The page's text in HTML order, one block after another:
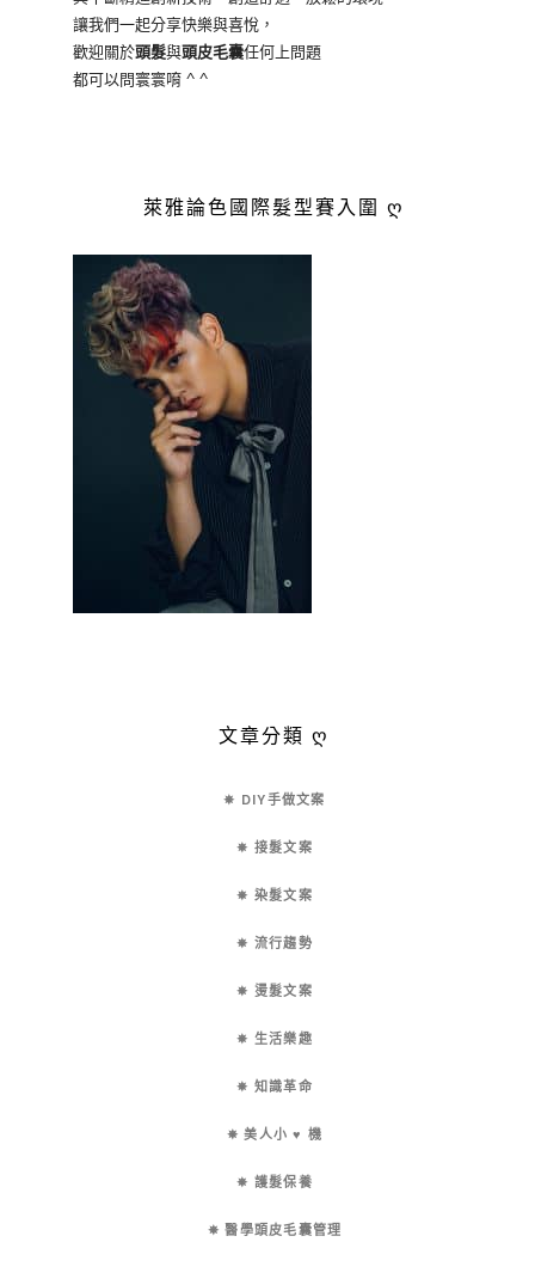
讓我們一起分享快樂與喜悅，
歡迎關於頭髮與頭皮毛囊任何上問題
都可以問寰寰唷 ^ ^
萊雅論色國際髮型賽入圍 ღ
文章分類 ღ
✵ DIY手做文案
✵ 接髮文案
✵ 染髮文案
✵ 流行趨勢
✵ 燙髮文案
✵ 生活樂趣
✵ 知識革命
✵ 美人小 ♥ 機
✵ 護髮保養
✵ 醫學頭皮毛囊管理